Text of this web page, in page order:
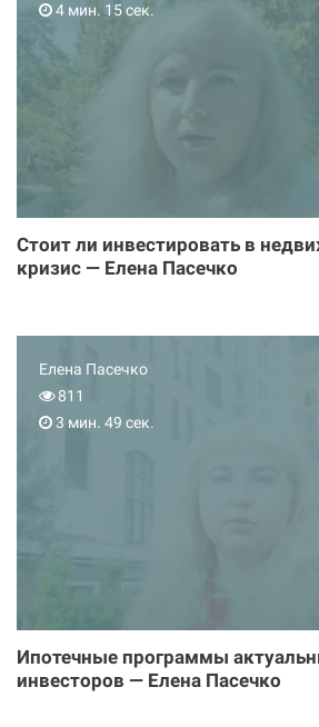
4 мин. 15 сек.
Стоит ли инвестировать в
кризис — Елена Пасечко
Елена Пасечко
811
3 мин. 49 сек.
Ипотечные программы
инвесторов — Елена Пасечко